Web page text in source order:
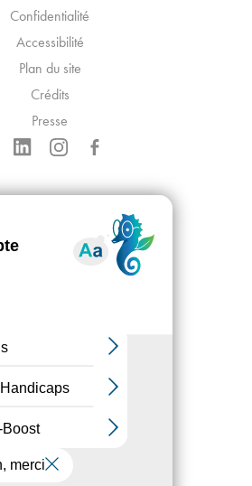
Confidentialité
Accessibilité
Plan du site
Crédits
Presse